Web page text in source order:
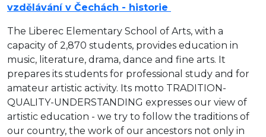
vzdělávání v Čechách - historie
The Liberec Elementary School of Arts, with a
capacity of 2,870 students, provides education in
music, literature, drama, dance and fine arts. It
prepares its students for professional study and for
amateur artistic activity. Its motto TRADITION-
QUALITY-UNDERSTANDING expresses our view of
artistic education - we try to follow the traditions of
our country, the work of our ancestors not only in